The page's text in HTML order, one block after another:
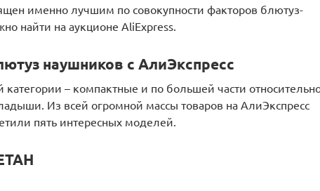
именно лучшим по совокупности факторов блютуз-
найти на аукционе AliExpress.
наушников с АлиЭкспресс
категории – компактные и по большей части
Из всей огромной массы товаров на АлиЭкспресс
пять интересных моделей.